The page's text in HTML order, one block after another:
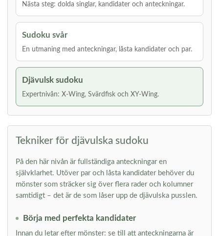
Nästa steg: dolda singlar, kandidater och anteckningar.
Sudoku svår
En utmaning med anteckningar, låsta kandidater och par.
Djävulsk sudoku
Expertnivån: X-Wing, Svärdfisk och XY-Wing.
Tekniker för djävulska sudoku
På den här nivån är fullständiga anteckningar en
självklarhet. Utöver par och låsta kandidater behöver du
mönster som sträcker sig över flera rader och kolumner
samtidigt – det är de som låser upp de djävulska pusslen.
Börja med perfekta kandidater
Innan du letar efter mönster: se till att anteckningarna är